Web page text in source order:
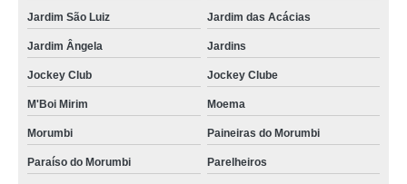
Jardim São Luiz Jardim das Acácias
Jardim Ângela Jardins
Jockey Club Jockey Clube
M'Boi Mirim Moema
Morumbi Paineiras do Morumbi
Paraíso do Morumbi Parelheiros